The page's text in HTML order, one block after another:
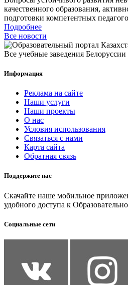
качественного образования,
подготовки компетентных
Подробнее
Все новости
Все учебные заведения Белоруссии
Информация
Реклама на сайте
Наши услуги
Наши проекты
О нас
Условия использования
Связаться с нами
Карта сайта
Обратная связь
Поддержите нас
Скачайте наше мобильное
удобного доступа к
Социальные сети